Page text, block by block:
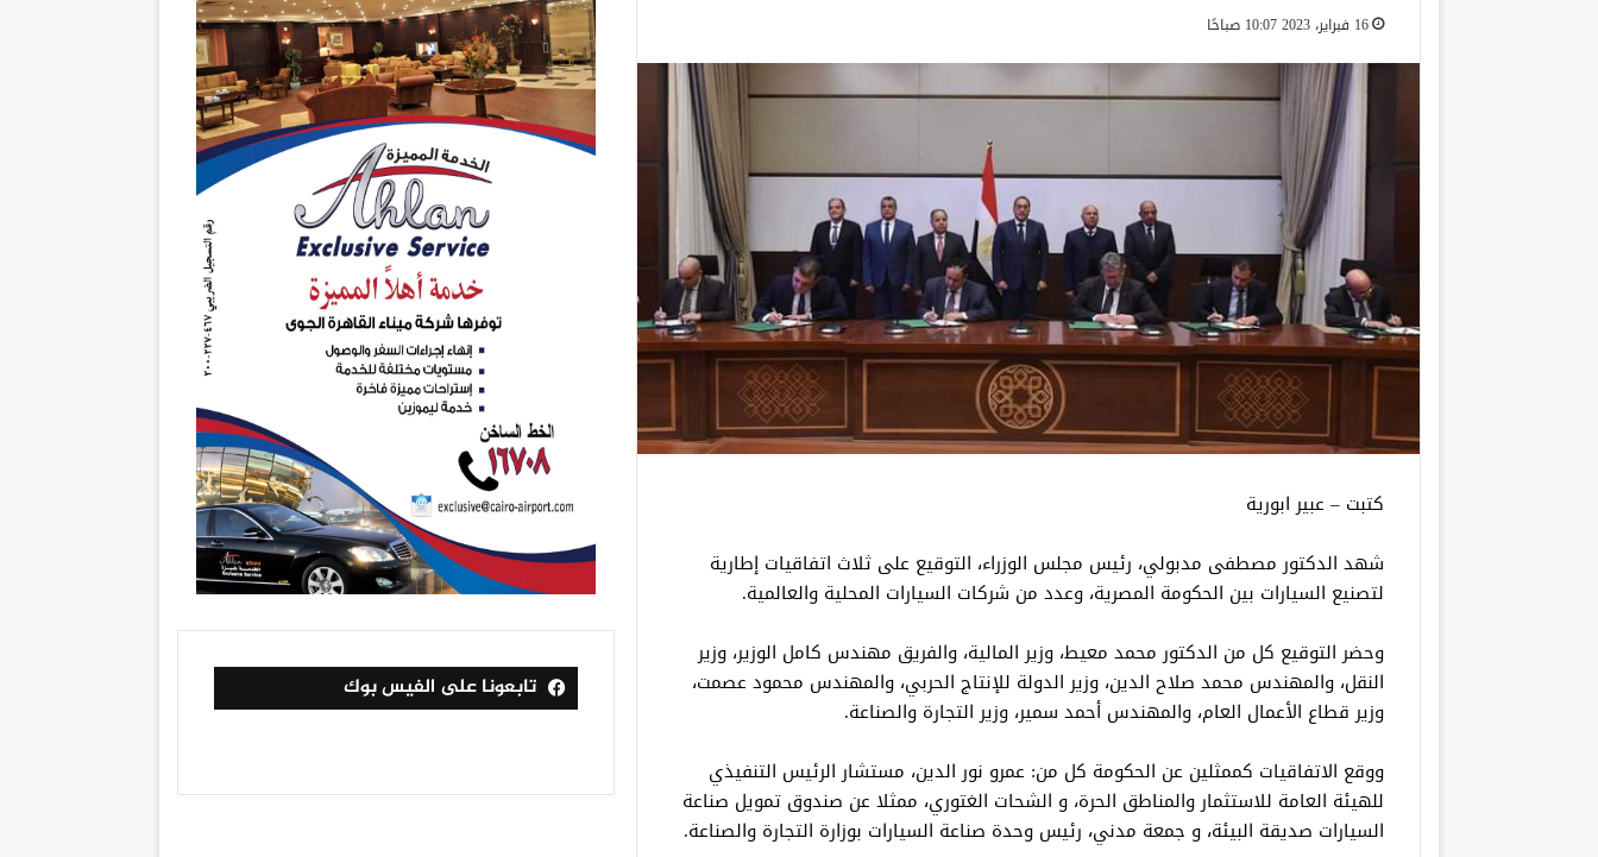
16 فبراير، 2023 10:07 صباحًا
كتبت – عبير ابورية
شهد الدكتور مصطفى مدبولي، رئيس مجلس الوزراء، التوقيع على ثلاث اتفاقيات إطارية
لتصنيع السيارات بين الحكومة المصرية، وعدد من شركات السيارات المحلية والعالمية.
وحضر التوقيع كل من الدكتور محمد معيط، وزير المالية، والفريق مهندس كامل الوزير، وزير
النقل، والمهندس محمد صلاح الدين، وزير الدولة للإنتاج الحربي، والمهندس محمود عصمت،
وزير قطاع الأعمال العام، والمهندس أحمد سمير، وزير التجارة والصناعة.
ووقع الاتفاقيات كممثلين عن الحكومة كل من: عمرو نور الدين، مستشار الرئيس التنفيذي
للهيئة العامة للاستثمار والمناطق الحرة، و الشحات الغتوري، ممثلا عن صندوق تمويل صناعة
السيارات صديقة البيئة، و جمعة مدني، رئيس وحدة صناعة السيارات بوزارة التجارة والصناعة.
تابعونا على الفيس بوك